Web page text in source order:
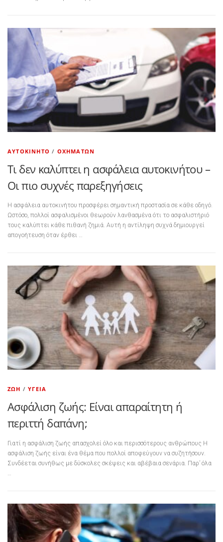
ΑΥΤΟΚΊΝΗΤΟ / ΟΧΗΜΆΤΩΝ
Τι δεν καλύπτει η ασφάλεια αυτοκινήτου –
Οι πιο συχνές παρεξηγήσεις
Η ασφάλεια αυτοκινήτου προσφέρει σημαντική προστασία σε κάθε οδηγό.
Ωστόσο, πολλοί ασφαλισμένοι θεωρούν λανθασμένα ότι το ασφαλιστήριό
τους καλύπτει κάθε πιθανή ζημιά. Αυτή η αντίληψη συχνά δημιουργεί
απογοήτευση όταν έρθει …
ΖΩΉ /ΥΓΕΊΑ
Ασφάλιση ζωής: Είναι απαραίτητη ή
περιττή δαπάνη;
Γιατί η ασφάλιση ζωής απασχολεί όλο και περισσότερους ανθρώπους Η
ασφάλιση ζωής είναι ένα θέμα που πολλοί αποφεύγουν να συζητήσουν.
Συνδέεται συνήθως με δύσκολες σκέψεις και αβέβαια σενάρια. Παρ’ όλα